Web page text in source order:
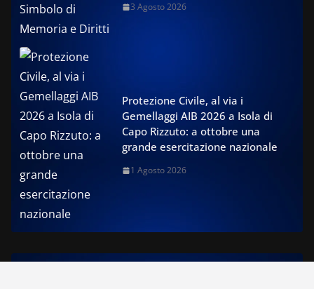
3 Agosto 2026
Protezione Civile, al via i
Gemellaggi AIB 2026 a Isola di
Capo Rizzuto: a ottobre una
grande esercitazione nazionale
1 Agosto 2026